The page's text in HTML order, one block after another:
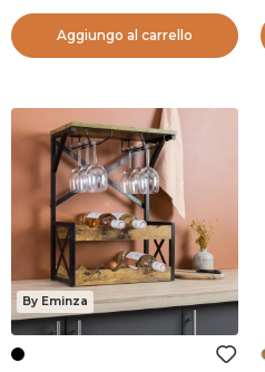
Aggiungo al carrello
By Eminza